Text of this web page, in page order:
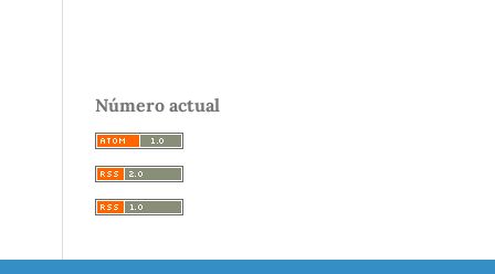
Número actual